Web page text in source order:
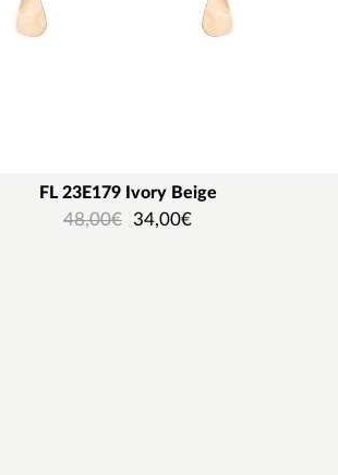
FL 23E179 Ιvory Beige
48,00€ 34,00€